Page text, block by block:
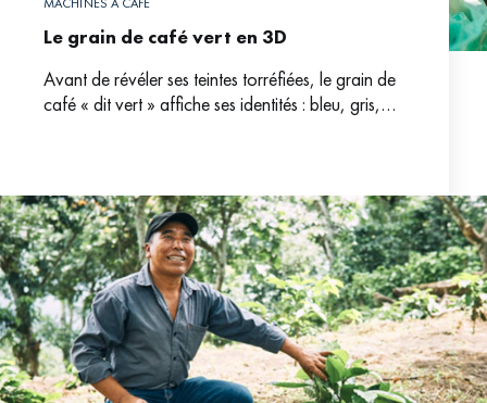
MACHINES À CAFÉ
Le grain de café vert en 3D
Avant de révéler ses teintes torréfiées, le grain de
café « dit vert » affiche ses identités : bleu, gris,